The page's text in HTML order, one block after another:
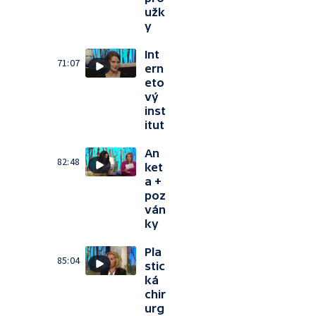
užk
y
71:07
Int
ern
eto
vý
inst
itut
82:48
An
ket
a +
poz
ván
ky
85:04
Pla
stic
ká
chir
urg